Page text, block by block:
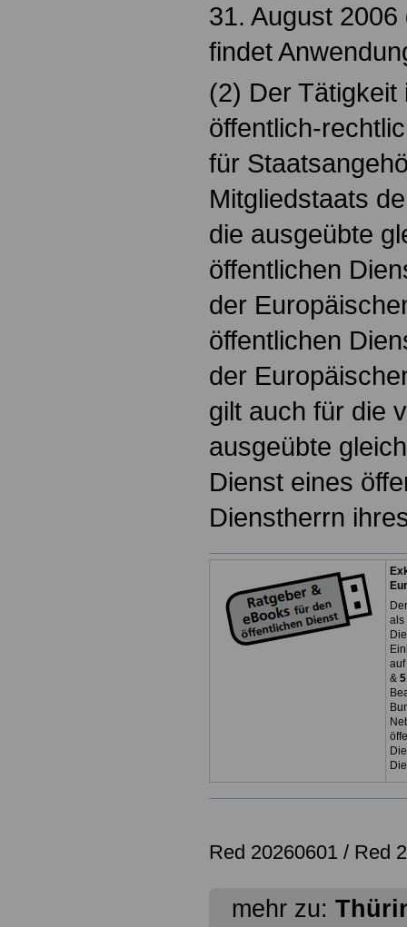
31. August
findet
(2) Der
öffentlich-
für
Mitgliedstaats
die ausgeübte
öffentlichen
der
öffentlichen
der
gilt auch für die
ausgeübte
Dienst eines
Dienstherrn
als
&
Red 20260601 / Red
mehr zu: